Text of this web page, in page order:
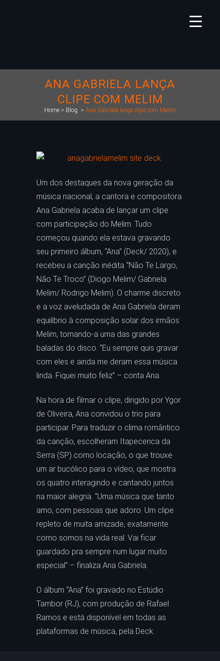
ANA GABRIELA LANÇA
CLIPE COM MELIM
Home > Blog > Ana Gabriela lança clipe com Melim
Um dos destaques da nova geração da
música nacional, a cantora e compositora
Ana Gabriela acaba de lançar um clipe
com participação do Melim. Tudo
começou quando ela estava gravando
seu primeiro álbum, “Ana” (Deck/ 2020), e
recebeu a canção inédita “Não Te Largo,
Não Te Troco” (Diogo Melim/ Gabriela
Melim/ Rodrigo Melim). O charme discreto
e a voz aveludada de Ana Gabriela deram
equilíbrio à composição solar dos irmãos
Melim, tornando-a uma das grandes
baladas do disco. “Eu sempre quis gravar
com eles e ainda me deram essa música
linda. Fiquei muito feliz” – conta Ana.
Na hora de filmar o clipe, dirigido por Ygor
de Oliveira, Ana convidou o trio para
participar. Para traduzir o clima romântico
da canção, escolheram Itapecerica da
Serra (SP) como locação, o que trouxe
um ar bucólico para o vídeo, que mostra
os quatro interagindo e cantando juntos
na maior alegria. “Uma música que tanto
amo, com pessoas que adoro. Um clipe
repleto de muita amizade, exatamente
como somos na vida real. Vai ficar
guardado pra sempre num lugar muito
especial” – finaliza Ana Gabriela.
O álbum “Ana” foi gravado no Estúdio
Tambor (RJ), com produção de Rafael
Ramos e está disponível em todas as
plataformas de música, pela Deck.